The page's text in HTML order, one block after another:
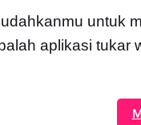
untuk
aplikasi tukar